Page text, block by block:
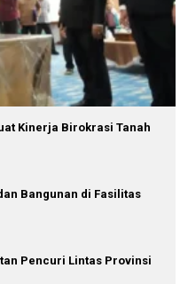
Kinerja Birokrasi Tanah
Bangunan di Fasilitas
Pencuri Lintas Provinsi